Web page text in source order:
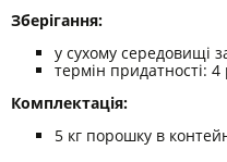
Зберігання:
у сухому середовищі
термін придатності: 4
Комплектація:
5 кг порошку в